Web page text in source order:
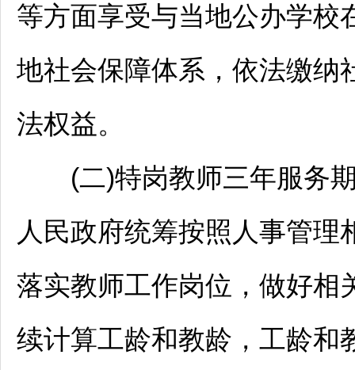
等方面享受与当地公办学校
地社会保障体系，依法缴纳
法权益。
(二)特岗教师三年服务
人民政府统筹按照人事管理
落实教师工作岗位，做好相
续计算工龄和教龄，工龄和